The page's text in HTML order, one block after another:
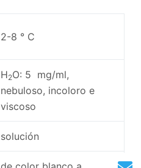
2-8 ° C
H2O: 5 mg/ml,
nebuloso, incoloro e
viscoso
solución